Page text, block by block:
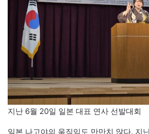
지난 6월 20일 일본 대표 연사 선발대회
일본 나고야의 움직임도 만만치 않다. 지